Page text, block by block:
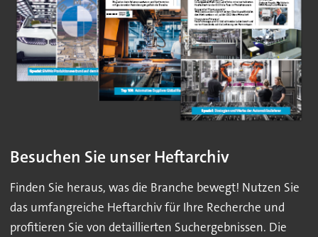
Besuchen Sie unser Heftarchiv
Finden Sie heraus, was die Branche bewegt! Nutzen Sie
das umfangreiche Heftarchiv für Ihre Recherche und
profitieren Sie von detaillierten Suchergebnissen. Die